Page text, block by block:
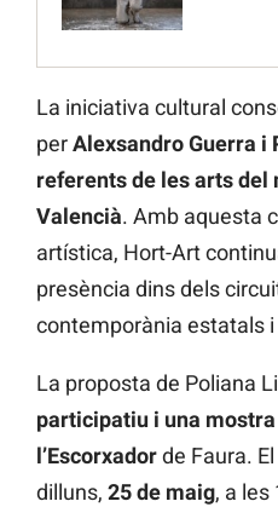
La iniciativa cultural
perAlexsandro Guerra i
referents de les arts del
Valencià. Amb aquesta
artística, Hort-Art
presència dins dels
contemporània estatals
La proposta de Poliana
participatiu i una
l’Escorxadorde Faura.
dilluns, 25 de maig, a les